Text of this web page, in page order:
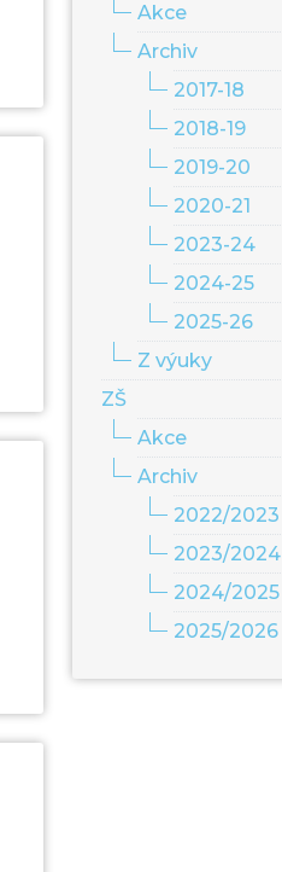
Akce
Archiv
2017-18
2018-19
2019-20
2020-21
2023-24
2024-25
2025-26
Z výuky
ZŠ
Akce
Archiv
2022/2023
2023/2024
2024/2025
2025/2026